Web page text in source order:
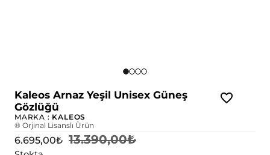
Kaleos Arnaz Yeşil Unisex Güneş
Gözlüğü
MARKA : KALEOS
® Orjinal Lisanslı Ürün
13.390,00₺
6.695,00₺